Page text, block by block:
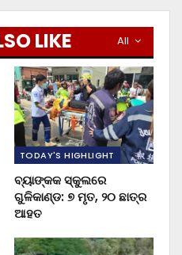
All
LIKE
TODAY'S HIGHLIGHT
ବ୍ୟାଙ୍କକ ସ୍କୁଲରେ
ଗୁଳିକାଣ୍ଡ: ୭ ମୃତ, ୨୦ ଛାତ୍ର
ଆହତ